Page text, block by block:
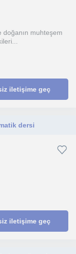
doğanın muhteşem
iletişime geç
dersi
iletişime geç